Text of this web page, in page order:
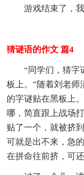
游戏结束了，
猜谜语的作文 篇4
“同学们，猜字
板上。”随着刘老师
的字谜贴在黑板上
哪，简直跟上战场
贴了一个，就被挤
可就是出不来，急
在拼命往前挤，可